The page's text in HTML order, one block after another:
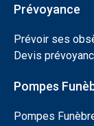
Prévoyance
Prévoir ses
Devis
Pompes
Pompes